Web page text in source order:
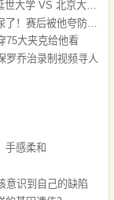
75大夹克给他看
罗乔治录制视频寻人
手感柔和
意识到自己的缺陷